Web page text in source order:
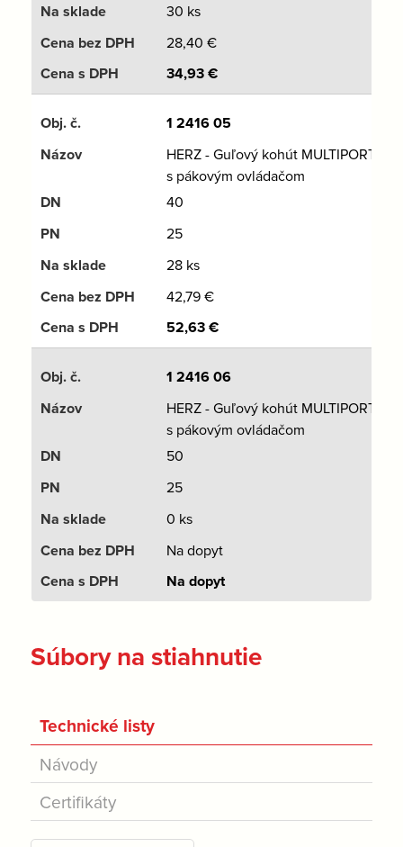
30 ks
28,40 €
34,93€
1 2416 05
HERZ - Guľový kohút MULTIPORT
s pákovým ovládačom
40
25
28 ks
42,79€
52,63€
1 2416 06
HERZ - Guľový kohút MULTIPORT
s pákovým ovládačom
50
25
0 ks
Na dopyt
Na dopyt
Súbory na stiahnutie
Technické listy
Návody
Certifikáty